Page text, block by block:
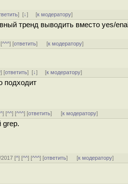
][↓] [к модератору]
тренд выводить вместо yes/
^^^] [ответить] [к модератору]
] [ответить][↓] [к модератору]
подходит
^] [^^] [^^^] [ответить] [к модератору]
grep.
2017 [^] [^^] [^^^] [ответить] [к модератору]